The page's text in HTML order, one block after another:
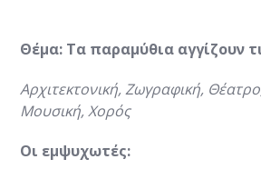
Θέμα: Τα παραμύθια αγγίζουν
Αρχιτεκτονική, Ζωγραφική,
Μουσική, Χορός
Οι εμψυχωτές: